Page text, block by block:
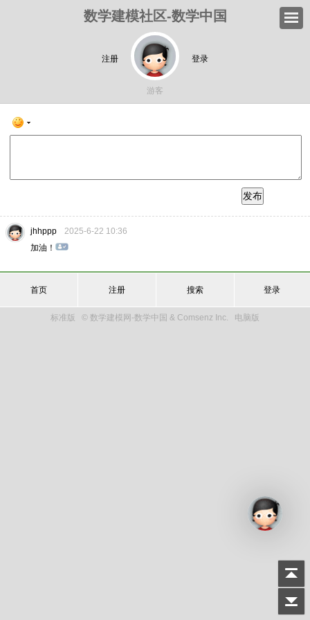
数学建模社区-数学中国
注册 登录
游客
发布
jhhppp
2025-6-22 10:36
加油！
首页 注册 搜索 登录
标准版 © 数学建模网-数学中国 & Comsenz Inc. 电脑版